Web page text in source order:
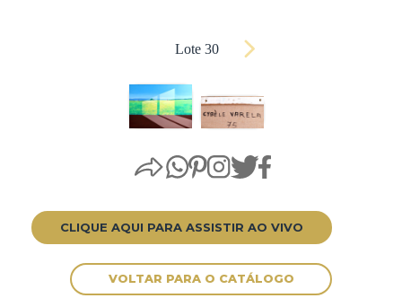
Lote 30
CLIQUE AQUI PARA ASSISTIR AO VIVO